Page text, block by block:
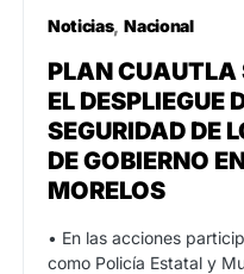
Noticias Nacional
PLAN CUAUTLA
EL DESPLIEGUE
SEGURIDAD DE
DE GOBIERNO
MORELOS
• En las acciones
como Policía Estatal y